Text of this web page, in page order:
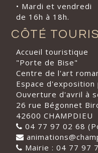
• Mardi et vendredi
de 16h à 18h.
CÔTÉ
Accueil touristique
"Porte de Bise"
Centre de l'art
Espace
Ouverture d'avril à
26 rue Bégonnet
42600 CHAMPDIEU
04 77 97 02 68
Mairie : 04 77 97